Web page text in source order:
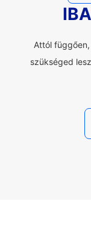
Attól
szükséged